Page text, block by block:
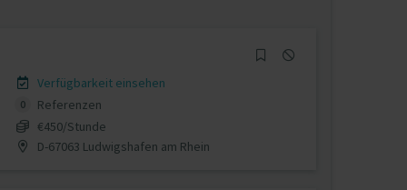
Verfügbarkeit einsehen
0
Referenzen
€450/Stunde
D-67063 Ludwigshafen am Rhein